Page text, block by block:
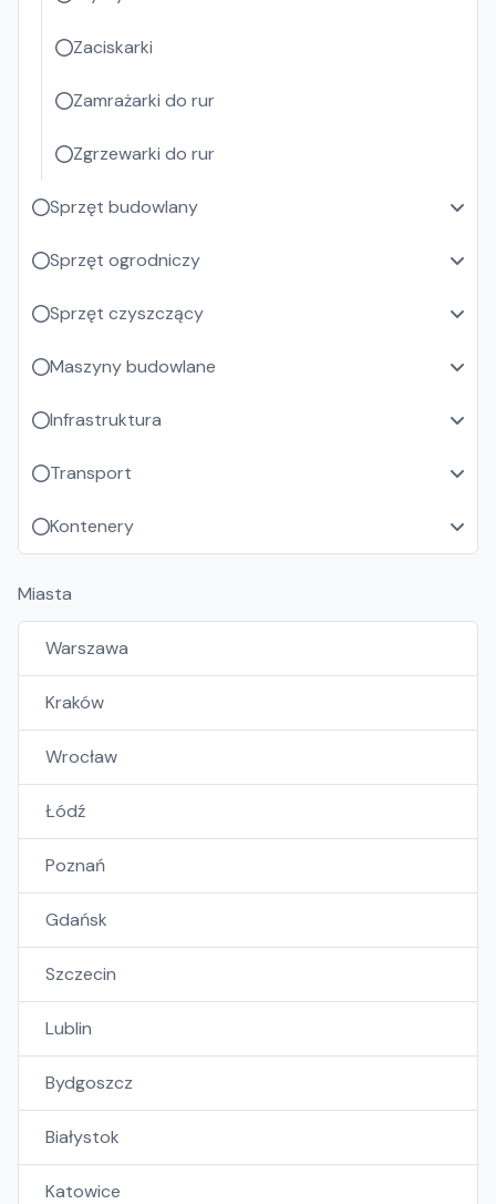
Zaciskarki
Zamrażarki do rur
Zgrzewarki do rur
Sprzęt budowlany
Sprzęt ogrodniczy
Sprzęt czyszczący
Maszyny budowlane
Infrastruktura
Transport
Kontenery
Miasta
Warszawa
Kraków
Wrocław
Łódź
Poznań
Gdańsk
Szczecin
Lublin
Bydgoszcz
Białystok
Katowice